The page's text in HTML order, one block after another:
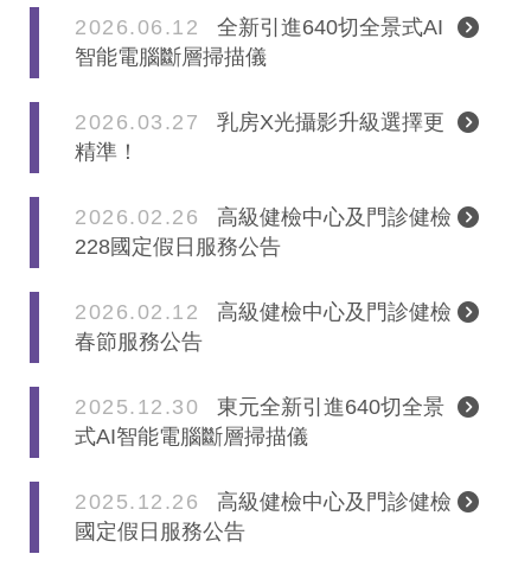
2026.06.12
全新引進640切全景式AI
智能電腦斷層掃描儀
2026.03.27
乳房X光攝影升級選擇更
精準！
2026.02.26
高級健檢中心及門診健檢
228國定假日服務公告
2026.02.12
高級健檢中心及門診健檢
春節服務公告
2025.12.30
東元全新引進640切全景
式AI智能電腦斷層掃描儀
2025.12.26
高級健檢中心及門診健檢
國定假日服務公告